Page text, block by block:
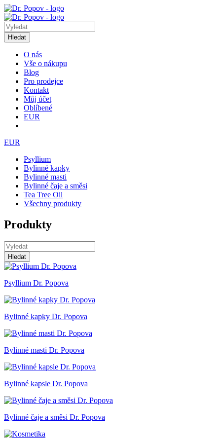
Hledat
O nás
Vše o nákupu
Blog
Pro prodejce
Kontakt
Můj účet
Oblíbené
EUR
EUR
Psyllium
Bylinné kapky
Bylinné masti
Bylinné čaje a směsi
Tea Tree Oil
Všechny produkty
Produkty
Hledat
Psyllium Dr. Popova
Bylinné kapky Dr. Popova
Bylinné masti Dr. Popova
Bylinné kapsle Dr. Popova
Bylinné čaje a směsi Dr. Popova